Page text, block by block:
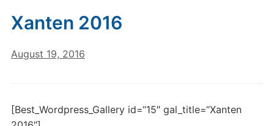
Xanten 2016
August 19, 2016
[Best_Wordpress_Gallery id=“15″ gal_title=“Xanten